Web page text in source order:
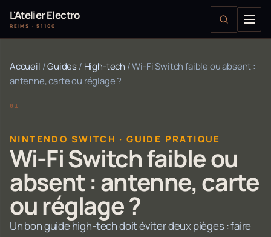
L'Atelier Electro
REIMS · 51100
Accueil /Guides/ High-tech /Wi-Fi Switch faible ou absent :
antenne, carte ou réglage ?
NINTENDO SWITCH · GUIDE PRATIQUE
Wi-Fi Switch faible ou
absent : antenne, carte
ou réglage ?
Un bon guide high-tech doit éviter deux pièges : faire